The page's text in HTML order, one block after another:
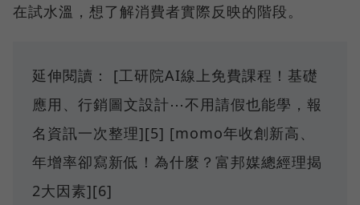
在試水溫，想了解消費者實際反映的階段。
延伸閱讀： [工研院AI線上免費課程！基礎
應用、行銷圖文設計⋯不用請假也能學，報
名資訊一次整理][5] [momo年收創新高、
年增率卻寫新低！為什麼？富邦媒總經理揭
2大因素][6]